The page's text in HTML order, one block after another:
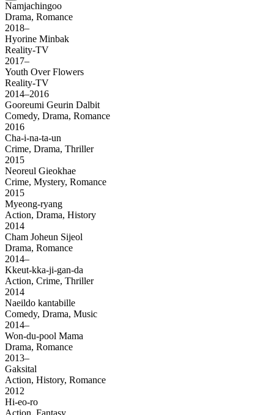
Namjachingoo
Drama, Romance
2018–
Hyorine Minbak
Reality-TV
2017–
Youth Over Flowers
Reality-TV
2014–2016
Gooreumi Geurin Dalbit
Comedy, Drama, Romance
2016
Cha-i-na-ta-un
Crime, Drama, Thriller
2015
Neoreul Gieokhae
Crime, Mystery, Romance
2015
Myeong-ryang
Action, Drama, History
2014
Cham Joheun Sijeol
Drama, Romance
2014–
Kkeut-kka-ji-gan-da
Action, Crime, Thriller
2014
Naeildo kantabille
Comedy, Drama, Music
2014–
Won-du-pool Mama
Drama, Romance
2013–
Gaksital
Action, History, Romance
2012
Hi-eo-ro